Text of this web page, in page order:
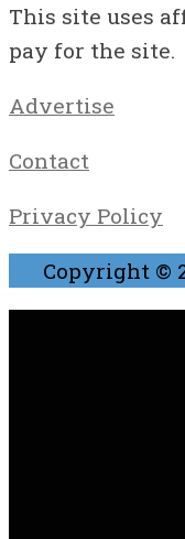
This site uses
pay for the site.
Advertise
Contact
Privacy Policy
Copyright ©